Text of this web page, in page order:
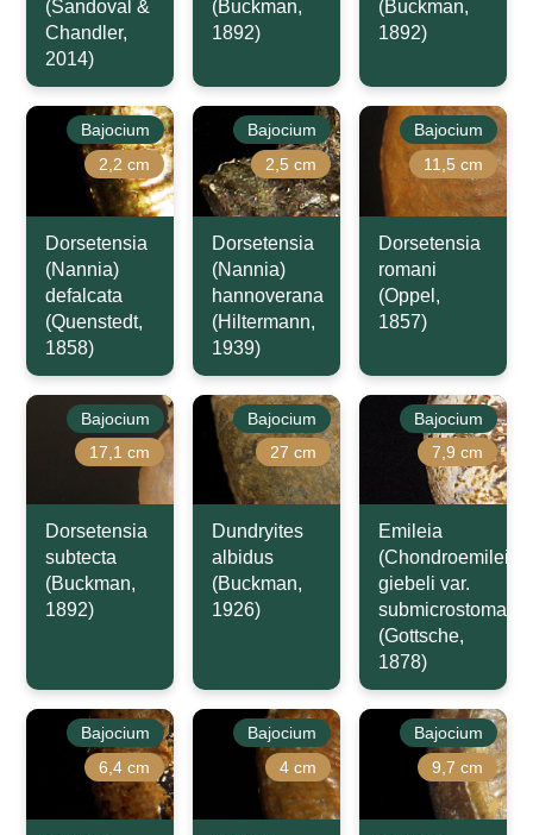
(Sandoval &
Chandler,
2014)
(Buckman,
1892)
(Buckman,
1892)
Bajocium
2,2 cm
Dorsetensia
(Nannia)
defalcata
(Quenstedt,
1858)
Bajocium
2,5 cm
Dorsetensia
(Nannia)
hannoverana
(Hiltermann,
1939)
Bajocium
11,5 cm
Dorsetensia
romani
(Oppel,
1857)
Bajocium
17,1 cm
Dorsetensia
subtecta
(Buckman,
1892)
Bajocium
27 cm
Dundryites
albidus
(Buckman,
1926)
Bajocium
7,9 cm
Emileia
(Chondroemileia)
giebeli var.
submicrostoma
(Gottsche,
1878)
Bajocium
6,4 cm
Bajocium
4 cm
Bajocium
9,7 cm